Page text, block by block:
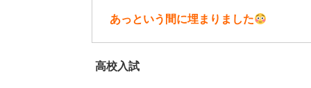
あっという間に埋まりました
高校入試